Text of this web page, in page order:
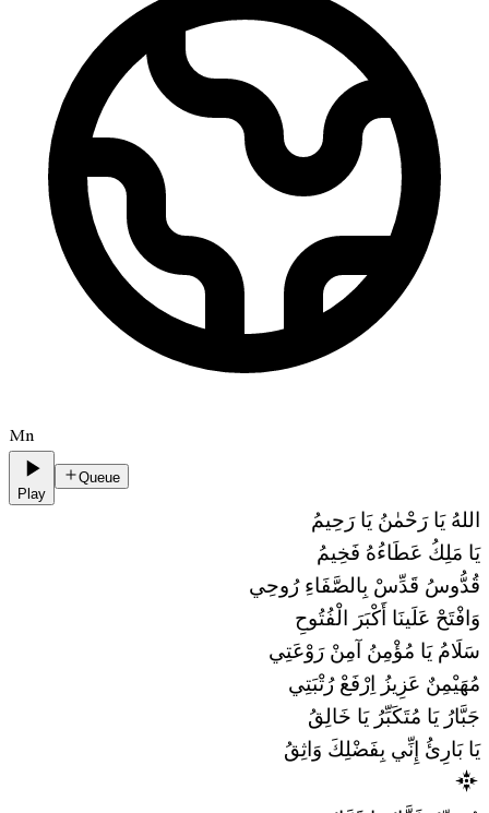
Mn
Play
Queue
اللهُ يَا رَحْمٰنُ يَا رَحِيمُ
يَا مَلِكُ عَطَاءُهُ فَخِيمُ
قُدُّوسُ قَدِّسْ بِالصَّفَاءِ رُوحِي
وَافْتَحْ عَلَينَا أَكْبَرَ الْفُتُوحِ
سَلَامُ يَا مُؤْمِنُ آمِنْ رَوْعَتِي
مُهَيْمِنٌ عَزِيزُ اِرْفَعْ رُتْبَتِي
جَبَّارُ يَا مُتَكَبِّرُ يَا خَالِقُ
يَا بَارِئُ إِنِّي بِفَضْلِكَ وَاثِقُ